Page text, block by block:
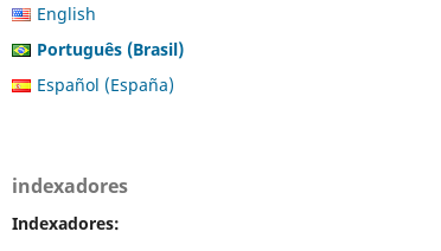
English
Português (Brasil)
Español (España)
indexadores
Indexadores: